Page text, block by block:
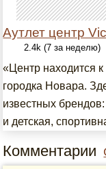
Аутлет центр
2.4k (7 за неделю)
«Центр находится
городка Новара.
известных
и детская,
Комментарии